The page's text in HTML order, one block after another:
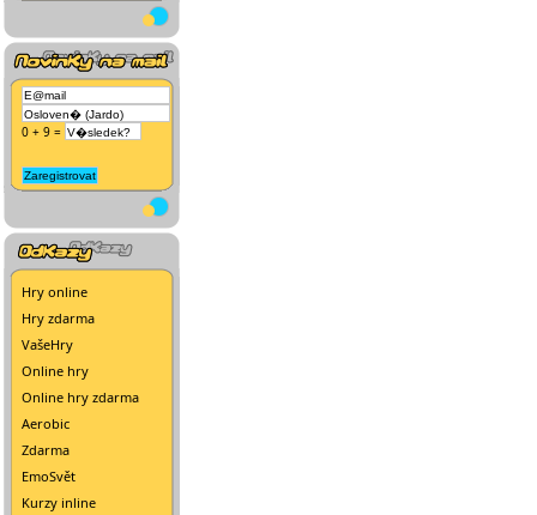
0 + 9 =
Hry online
Hry zdarma
VašeHry
Online hry
Online hry zdarma
Aerobic
Zdarma
EmoSvět
Kurzy inline